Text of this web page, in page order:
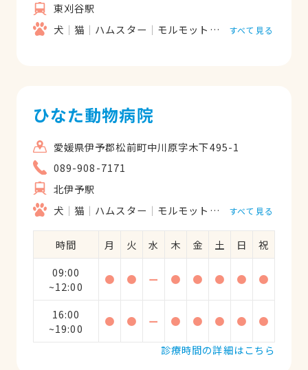
東刈谷駅
犬
猫 ハムスター モルモット うさぎ リス
すべて見る
ひなた動物病院
愛媛県伊予郡松前町中川原字木下495-1
089-908-7171
北伊予駅
犬
猫 ハムスター モルモット フェレット
すべて見る
時間 月 火 水 木 金 土 日
祝
09:00
~12:00
● ● ー ● ● ● ● ●
16:00
~19:00
● ● ー ● ● ● ●
●
診療時間の詳細はこちら